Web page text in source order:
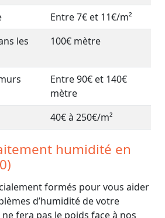
Entre 7€ et 11€/m²
les
100€ mètre
Entre 90€ et 140€
mètre
40€ à 250€/m²
humidité en
formés pour vous aider
d’humidité de votre
fera pas le poids face à nos